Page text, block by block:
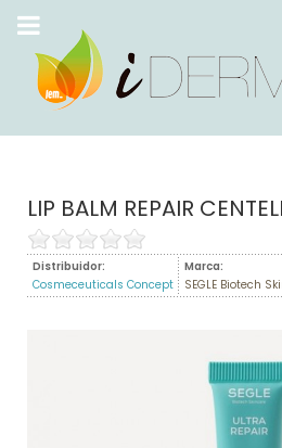
LIP BALM REPAIR
Distribuidor:
Cosmeceuticals Concept
Marca:
SEGLE Biotech